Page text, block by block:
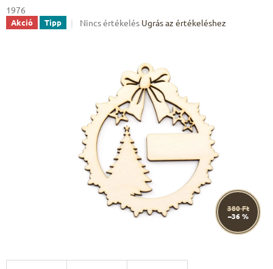
1976
Akció Tipp
A
csillag.
Nincs értékelés Ugrás az értékeléshez
380 Ft
–36 %